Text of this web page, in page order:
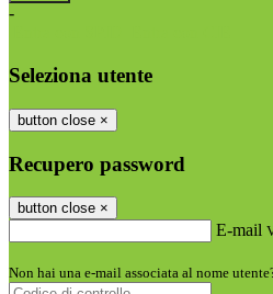
-
Seleziona utente
button close ×
Recupero password
button close ×
E-mail
Non hai una e-mail associata al nome